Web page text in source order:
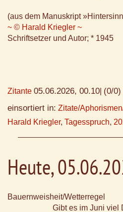
(aus dem Manuskript
~ © Harald Kriegler ~
Schriftsetzer und Autor; * 1945
Zitante 05.06.2026, 00.10 (0/0)
einsortiert in: Zitate/
Harald Kriegler, Tagesspruch,
Heute,
Bauernweisheit/Wetterregel
Gibt es im Juni viel